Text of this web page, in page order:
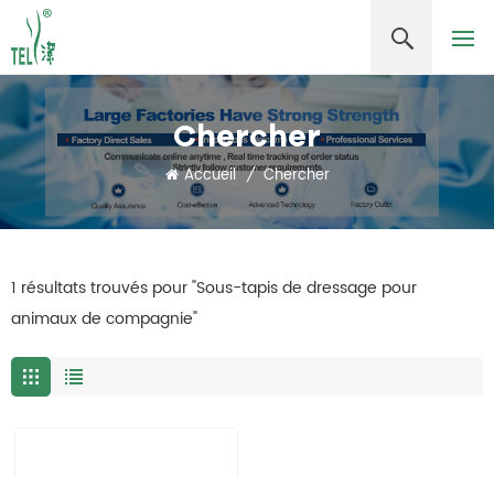
Chercher
Accueil / Chercher
1 résultats trouvés pour "Sous-tapis de dressage pour
animaux de compagnie"